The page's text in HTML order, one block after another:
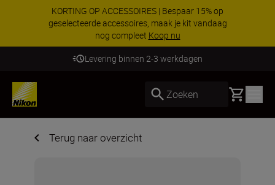
KORTING OP ACCESSOIRES | Bespaar 15% op
geselecteerde accessoires, maak je kit vandaag
nog compleet Koop nu
Levering binnen 2-3 werkdagen
Zoeken Basket
Terug naar overzicht